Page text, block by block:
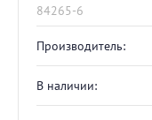
84265-6
Производитель:
В наличии: